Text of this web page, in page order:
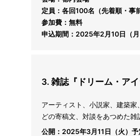
定員：各回100名（先着順・事
参加費：無料
申込期間：2025年2月10日（
3. 雑誌『ドリーム・アイ
アーティスト、小説家、建築家
どの寄稿文、対談をあつめた雑
公開：2025年3月11日（火）予